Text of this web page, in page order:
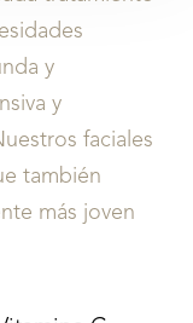
y
y
faciales
también
más joven